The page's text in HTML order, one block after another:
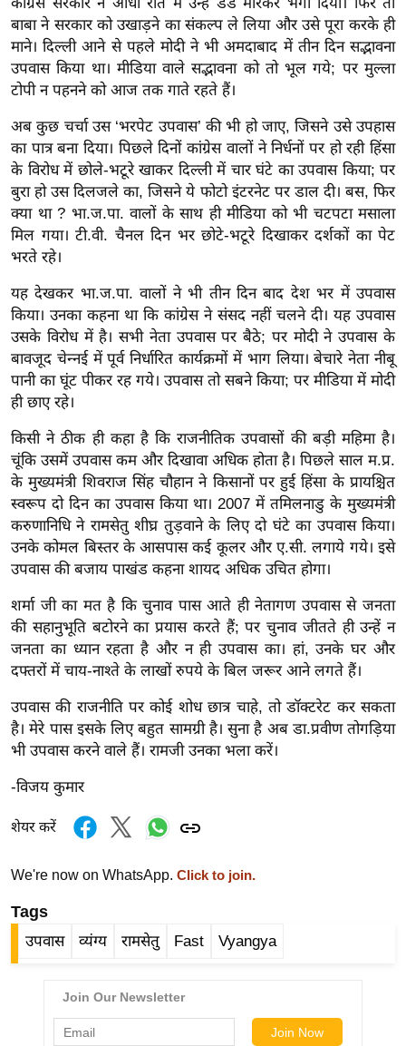
रं
ज
न
ज
त
बॉ
ली
वु
ड
हॉ
ली
वु
ड
फि
ल्म
स
मी
क्षा
B
r
e
a
k
i
n
g
N
w
s
इ
इ
टे
क्नॉ
कांग्रेस सरकार ने आधी रात में उन्हें डंडे मारकर भगा दिया। फिर तो
बाबा ने सरकार को उखाड़ने का संकल्प ले लिया और उसे पूरा करके ही
माने। दिल्ली आने से पहले मोदी ने भी अमदाबाद में तीन दिन सद्भावना
उपवास किया था। मीडिया वाले सद्भावना को तो भूल गये; पर मुल्ला
टोपी न पहनने को आज तक गाते रहते हैं।
अब कुछ चर्चा उस ‘भरपेट उपवास’ की भी हो जाए, जिसने उसे उपहास
का पात्र बना दिया। पिछले दिनों कांग्रेस वालों ने निर्धनों पर हो रही हिंसा
के विरोध में छोले-भटूरे खाकर दिल्ली में चार घंटे का उपवास किया; पर
बुरा हो उस दिलजले का, जिसने ये फोटो इंटरनेट पर डाल दी। बस, फिर
क्या था ? भा.ज.पा. वालों के साथ ही मीडिया को भी चटपटा मसाला
मिल गया। टी.वी. चैनल दिन भर छोटे-भटूरे दिखाकर दर्शकों का पेट
भरते रहे।
यह देखकर भा.ज.पा. वालों ने भी तीन दिन बाद देश भर में उपवास
किया। उनका कहना था कि कांग्रेस ने संसद नहीं चलने दी। यह उपवास
उसके विरोध में है। सभी नेता उपवास पर बैठे; पर मोदी ने उपवास के
बावजूद चेन्नई में पूर्व निर्धारित कार्यक्रमों में भाग लिया। बेचारे नेता नीबू
पानी का घूंट पीकर रह गये। उपवास तो सबने किया; पर मीडिया में मोदी
ही छाए रहे।
किसी ने ठीक ही कहा है कि राजनीतिक उपवासों की बड़ी महिमा है।
चूंकि उसमें उपवास कम और दिखावा अधिक होता है। पिछले साल म.प्र.
के मुख्यमंत्री शिवराज सिंह चौहान ने किसानों पर हुई हिंसा के प्रायश्चित
स्वरूप दो दिन का उपवास किया था। 2007 में तमिलनाडु के मुख्यमंत्री
करुणानिधि ने रामसेतु शीघ्र तुड़वाने के लिए दो घंटे का उपवास किया।
उनके कोमल बिस्तर के आसपास कई कूलर और ए.सी. लगाये गये। इसे
उपवास की बजाय पाखंड कहना शायद अधिक उचित होगा।
शर्मा जी का मत है कि चुनाव पास आते ही नेतागण उपवास से जनता
की सहानुभूति बटोरने का प्रयास करते हैं; पर चुनाव जीतते ही उन्हें न
जनता का ध्यान रहता है और न ही उपवास का। हां, उनके घर और
दफ्तरों में चाय-नाश्ते के लाखों रुपये के बिल जरूर आने लगते हैं।
उपवास की राजनीति पर कोई शोध छात्र चाहे, तो डॉक्टरेट कर सकता
है। मेरे पास इसके लिए बहुत सामग्री है। सुना है अब डा.प्रवीण तोगड़िया
भी उपवास करने वाले हैं। रामजी उनका भला करें।
-विजय कुमार
शेयर करें
We're now on WhatsApp. Click to join.
Tags
उपवास व्यंग्य रामसेतु Fast Vyangya